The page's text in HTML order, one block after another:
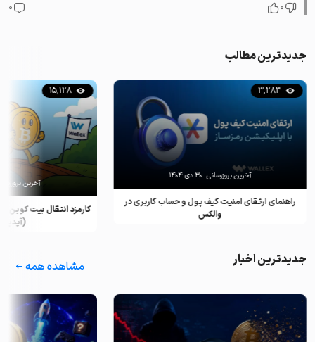
0
0
جدیدترین مطالب
راهنمای ارتقای امنیت کیف پول و حساب کاربری در
والکس
3,283
آخرین بروزرسانی: ۳۰ دی ۱۴۰۴
کارمزد انتقال بیت کوین
(آپدیت
15,128
آخرین
جدیدترین اخبار مشاهده همه